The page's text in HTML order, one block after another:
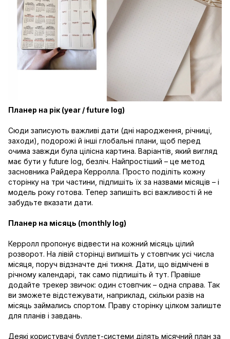
Планер на рік (year / future log)
Сюди записують важливі дати (дні народження, річниці,
заходи), подорожі й інші глобальні плани, щоб перед
очима завжди була цілісна картина. Варіантів, який вигляд
має бути у future log, безліч. Найпростіший – це метод
засновника Райдера Керролла. Просто поділіть кожну
сторінку на три частини, підпишіть їх за назвами місяців – і
модель року готова. Тепер запишіть всі важливості й не
забудьте вказати дати.
Планер на місяць (monthly log)
Керролл пропонує відвести на кожний місяць цілий
розворот. На лівій сторінці випишіть у стовпчик усі числа
місяця, поруч відзначте дні тижня. Дати, що відмічені в
річному календарі, так само підпишіть й тут. Правіше
додайте трекер звичок: один стовпчик – одна справа. Так
ви зможете відстежувати, наприклад, скільки разів на
місяць займались спортом. Праву сторінку цілком залиште
для планів і завдань.
Деякі користувачі буллет-системи ділять місячний план за